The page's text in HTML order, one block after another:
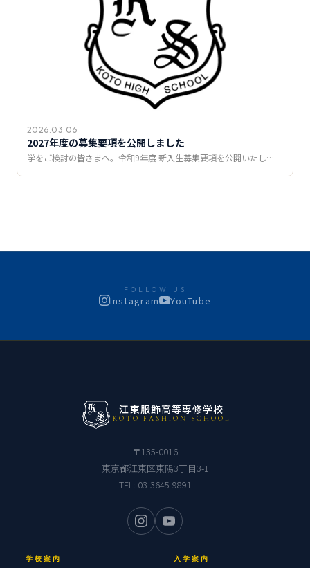
2026.03.06
2027年度の募集要項を公開しました
学をご検討の皆さまへ。令和9年度 新入生募集要項を公開いたし…
FOLLOW US
Instagram YouTube
江東服飾高等専修学校
KOTO FASHION SCHOOL
〒135-0016
東京都江東区東陽3丁目3-1
TEL: 03-3645-9891
学校案内 入学案内